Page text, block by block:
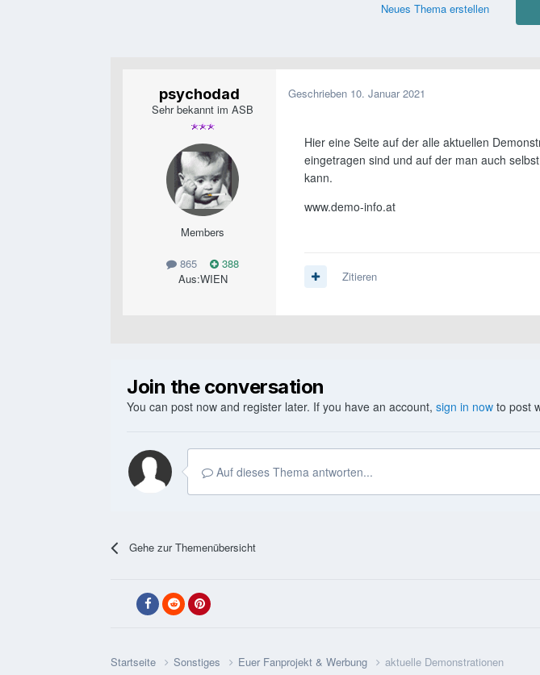
Neues Thema erstellen
psychodad
Sehr bekannt im ASB
Members
865
388
Aus:WIEN
Geschrieben 10. Januar 2021
Hier eine Seite auf der alle aktuellen
eingetragen sind und auf der man auch
kann.
www.demo-info.at
Zitieren
Join the conversation
You can post now and register later. If you have an account, sign in now to post
Auf dieses Thema antworten...
Gehe zur Themenübersicht
Startseite Sonstiges Euer Fanprojekt & Werbung aktuelle Demonstrationen